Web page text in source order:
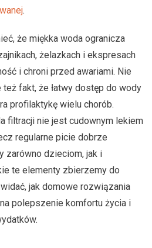
.
że miękka woda ogranicza
żelazkach i ekspresach
i chroni przed awariami. Nie
fakt, że łatwy dostęp do wody
profilaktykę wielu chorób.
filtracji nie jest cudownym lekiem
regularne picie dobrze
zarówno dzieciom, jak i
te elementy zbierzemy do
jak domowe rozwiązania
polepszenie komfortu życia i